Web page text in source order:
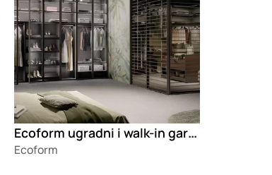
Ecoform ugradni i walk-in garderoberi
Ecoform